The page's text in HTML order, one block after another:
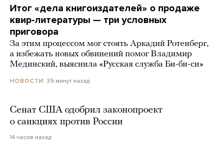
Итог «дела книгоиздателей» о продаже
квир-литературы — три условных
приговора
За этим процессом мог стоять Аркадий Ротенберг,
а избежать новых обвинений помог Владимир
Мединский, выяснила «Русская служба Би-би-си»
НОВОСТИ 39 минут назад
Сенат США одобрил законопроект
о санкциях против России
14 часов назад